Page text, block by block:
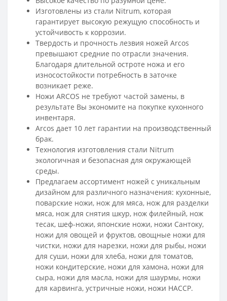
Изготовлены из стали Nitrum, которая
гарантирует высокую режущую способность и
устойчивость к коррозии.
Твердость и прочность лезвия ножей Arcos
превышают средние по отрасли значения.
Благодаря длительной остроте ножа и его
износостойкости потребность в заточке
возникает реже.
Ножи ARCOS не требуют частой замены, в
результате Вы экономите на покупке кухонного
инвентаря.
Arcos дает 10 лет гарантии на производственный
брак.
Технология изготовления стали Nitrum
экологичная и безопасная для окружающей
среды.
Предлагаем ассортимент ножей с уникальным
дизайном для различного назначения: кухонные,
поварские ножи, нож для мяса, нож для разделки
мяса, нож для снятия шкур, нож филейный, нож
тесак, шеф-ножи, японские ножи, ножи Сантоку,
ножи для овощей и фруктов, овощные ножи для
чистки, ножи для нарезки, ножи для рыбы, ножи
для суши, ножи для хлеба, ножи для томатов,
ножи кондитерские, ножи для хамона, ножи для
сыра, ножи для масла, ножи для шаурмы, ножи
для карвинга, устричные ножи, ножи HACCP.